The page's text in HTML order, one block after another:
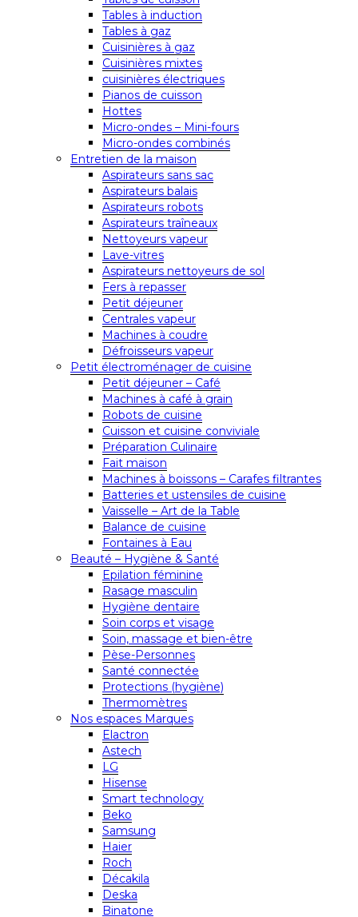
Tables à induction
Tables à gaz
Cuisinières à gaz
Cuisinières mixtes
cuisinières électriques
Pianos de cuisson
Hottes
Micro-ondes – Mini-fours
Micro-ondes combinés
Entretien de la maison
Aspirateurs sans sac
Aspirateurs balais
Aspirateurs robots
Aspirateurs traîneaux
Nettoyeurs vapeur
Lave-vitres
Aspirateurs nettoyeurs de sol
Fers à repasser
Petit déjeuner
Centrales vapeur
Machines à coudre
Défroisseurs vapeur
Petit électroménager de cuisine
Petit déjeuner – Café
Machines à café à grain
Robots de cuisine
Cuisson et cuisine conviviale
Préparation Culinaire
Fait maison
Machines à boissons – Carafes filtrantes
Batteries et ustensiles de cuisine
Vaisselle – Art de la Table
Balance de cuisine
Fontaines à Eau
Beauté – Hygiène & Santé
Epilation féminine
Rasage masculin
Hygiène dentaire
Soin corps et visage
Soin, massage et bien-être
Pèse-Personnes
Santé connectée
Protections (hygiène)
Thermomètres
Nos espaces Marques
Elactron
Astech
LG
Hisense
Smart technology
Beko
Samsung
Haier
Roch
Décakila
Deska
Binatone